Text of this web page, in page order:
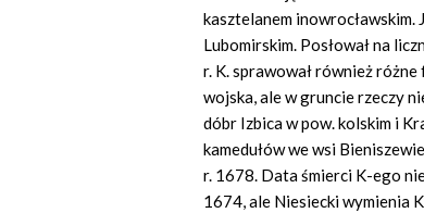
kasztelanem inowrocławskim.
Lubomirskim. Posłował na
r. K. sprawował również
wojska, ale w gruncie rzeczy
dóbr Izbica w pow. kolskim i
kamedułów we wsi
r. 1678. Data śmierci K-ego
1674, ale Niesiecki wymienia